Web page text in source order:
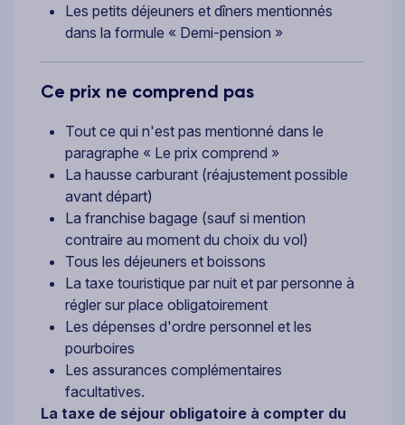
Les petits déjeuners et dîners mentionnés
dans la formule « Demi-pension »
Ce prix ne comprend pas
Tout ce qui n'est pas mentionné dans le
paragraphe « Le prix comprend »
La hausse carburant (réajustement possible
avant départ)
La franchise bagage (sauf si mention
contraire au moment du choix du vol)
Tous les déjeuners et boissons
La taxe touristique par nuit et par personne à
régler sur place obligatoirement
Les dépenses d'ordre personnel et les
pourboires
Les assurances complémentaires
facultatives.
La taxe de séjour obligatoire à compter du